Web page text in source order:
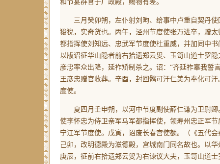
和节宴群官于广政殿，赐物有差。
三月癸卯朔，左仆射刘昫、给事中卢重自契丹使
狻猊，实奇货也。丙午，泾州节度使张万进卒，赠
都指挥使刘知远、忠武军节度使杜重威，并加同中
以版诏征华山隐者前右拾遗郑云叟、玉笥山道士罗
彦忠率众出降，延祚矫制杀之。诏：“齐延祚辜我誓
王彦忠赠官收葬。辛酉，封回鹘可汗仁美为奉化可
度使。
夏四月壬申朔，以河中节度副使薛仁谦为卫尉卿
使李怀忠为侍卫亲军马军都指挥使，领寿州忠正军
宁江军节度使。戊寅，诏废长春宫使额。
（《五代
己卯，改明德殿为滋德殿，宫城南门同名故也。以
庚辰，征前右拾遗郑云叟为右谏议大夫，玉笥山道